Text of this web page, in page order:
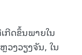
ກີດຂຶ້ນພາຍໃນ
ວງວຽງຈັນ, ໃນ